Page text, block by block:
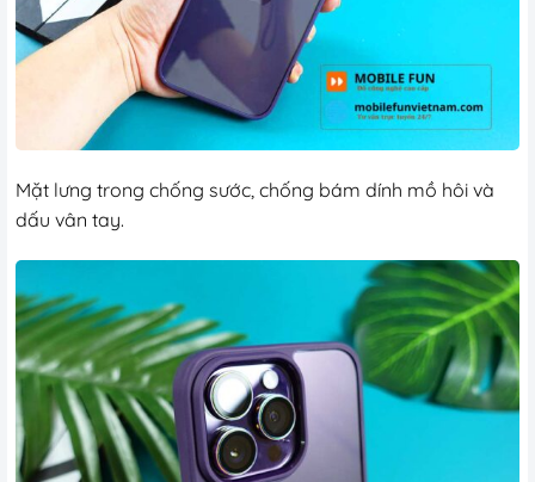
Mặt lưng trong chống sước, chống bám dính mồ hôi và
dấu vân tay.